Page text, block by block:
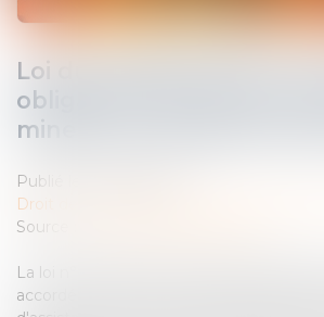
Loi du 13 juillet 2026 :
obligatoire par avocat
mineurs en assistance
Publié le :
Droit de la famille, des personnes et de
Source :
La loi n° 2026-630 du 13 juillet 2026
accordées aux mineurs dans le cadre